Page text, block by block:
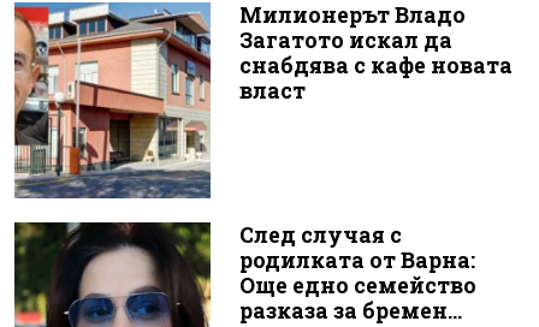
Милионерът Владо
Загатото искал да
снабдява с кафе новата
власт
След случая с
родилката от Варна:
Още едно семейство
разказа за бремен...